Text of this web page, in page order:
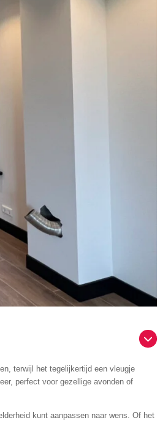
terwijl het tegelijkertijd een vleugje
perfect voor gezellige avonden of
kunt aanpassen naar wens. Of het